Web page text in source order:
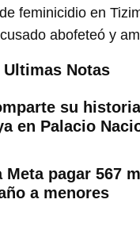
feminicidio en
abofeteó y
Ultimas Notas
su
en Palacio
Meta pagar 567
a menores